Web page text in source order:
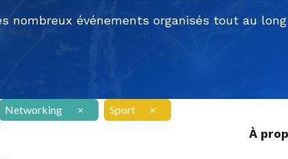
nombreux événements organisés tout au
Networking × Sport ×
À